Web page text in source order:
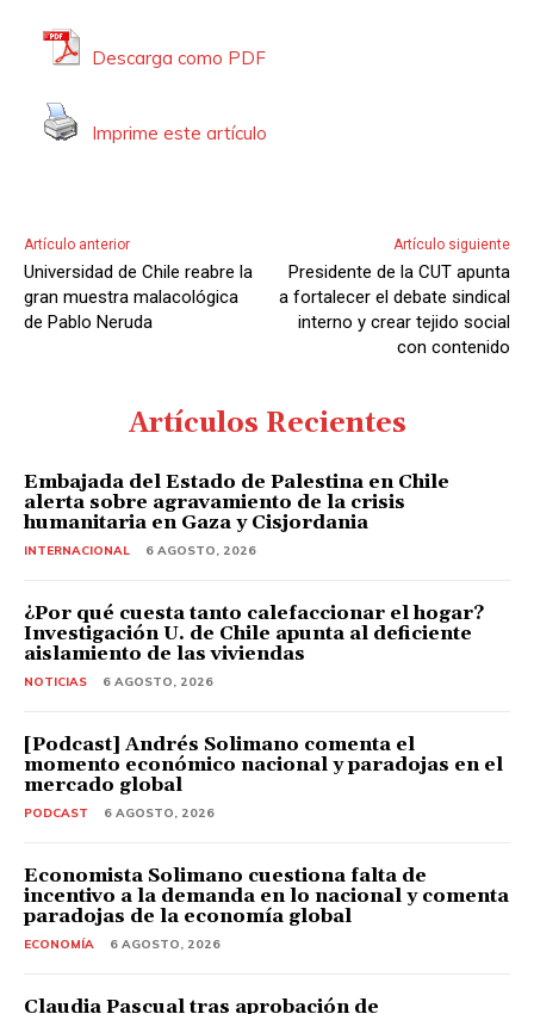
i
o
Descarga como PDF
Imprime este artículo
Artículo anterior
Universidad de Chile reabre la
gran muestra malacológica
de Pablo Neruda
Artículo siguiente
Presidente de la CUT apunta
a fortalecer el debate sindical
interno y crear tejido social
con contenido
Artículos Recientes
Embajada del Estado de Palestina en Chile
alerta sobre agravamiento de la crisis
humanitaria en Gaza y Cisjordania
INTERNACIONAL 6 AGOSTO, 2026
¿Por qué cuesta tanto calefaccionar el hogar?
Investigación U. de Chile apunta al deficiente
aislamiento de las viviendas
NOTICIAS 6 AGOSTO, 2026
[Podcast] Andrés Solimano comenta el
momento económico nacional y paradojas en el
mercado global
PODCAST 6 AGOSTO, 2026
Economista Solimano cuestiona falta de
incentivo a la demanda en lo nacional y comenta
paradojas de la economía global
ECONOMÍA 6 AGOSTO, 2026
Claudia Pascual tras aprobación de